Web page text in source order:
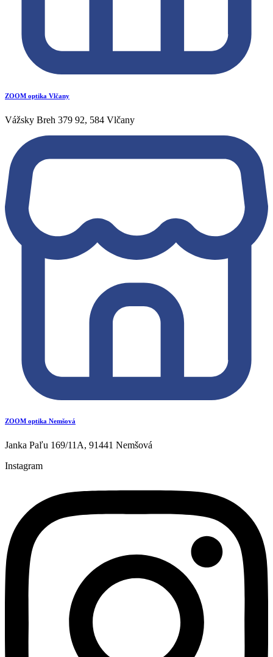
ZOOM optika Vlčany
Vážsky Breh 379 92, 584 Vlčany
ZOOM optika Nemšová
Janka Paľu 169/11A, 91441 Nemšová
Instagram